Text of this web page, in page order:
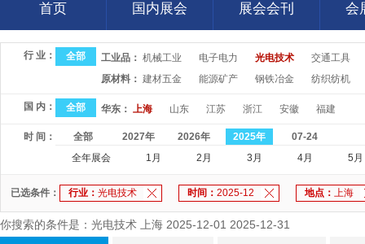
首页
首页
国内展会
国内展会
展会会刊
展会会刊
会
会
行 业： 全部 工业品： 机械工业 电子电力 光电技术
交通工具
原材料： 建材五金 能源矿产 钢铁冶金 纺织纺机
国 内： 全部 华东： 上海 山东 江苏 浙江 安徽 福建
时 间： 全部 2027年 2026年 2025年
07-24
全年展会
1月 2月 3月 4月 5月
已选条件： 行业： 光电技术 时间： 2025-12 地点： 上海
你搜索的条件是：光电技术 上海 2025-12-01 2025-12-31